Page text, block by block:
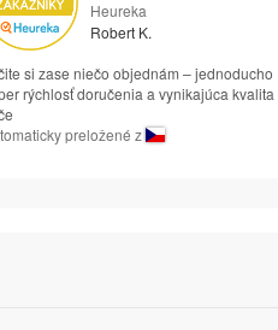
Heureka
Robert K.
si zase niečo objednám – jednoducho
rýchlosť doručenia a vynikajúca kvalita
preložené z